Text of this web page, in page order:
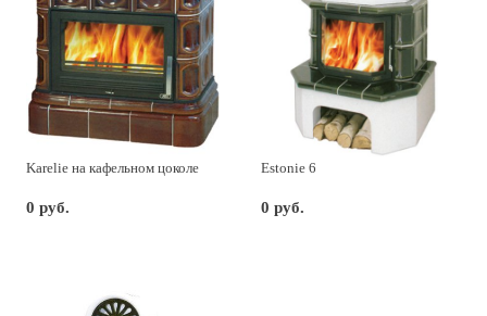
Karelie на кафельном цоколе
0 руб.
Estonie 6
0 руб.